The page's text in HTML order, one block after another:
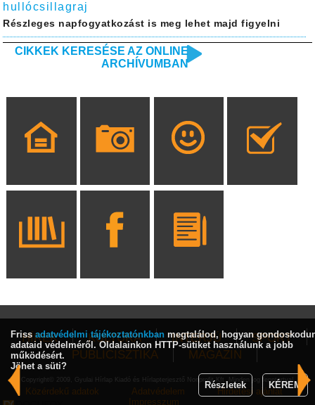
hullócsillagraj
Részleges napfogyatkozást is meg lehet majd figyelni
CIKKEK KERESÉSE AZ ONLINE
ARCHÍVUMBAN
HÍREK KULTÚRA INTERJÚ
SPORT
PUBLICISZTIKA
MAGAZIN
Copyright© 2009, Gyulai Hírlap Kiadó és Hírlapterjesztő Nonprofit Kft. Minden jog fenntartva!
Közérdekű adatok Adatvédelem
Hirdetési ajánlat
Impresszum
Friss adatvédelmi tájékoztatónkban megtalálod, hogyan
adataid védelméről. Oldalainkon HTTP-sütiket használunk a jobb
működésért.
Jöhet a süti?
Részletek
KÉREM